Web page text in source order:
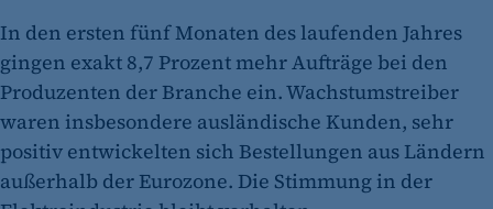
fe_typo_user
Anbieter:
CMS TYPO3
Zweck:
Session-Cookie für die Verwaltung von
Benutzer-Sessions (z. B. bei Login, Umfrage
In den ersten fünf Monaten des laufenden Jahres
gingen exakt 8,7 Prozent mehr Aufträge bei den
Produzenten der Branche ein. Wachstumstreiber
waren insbesondere ausländische Kunden, sehr
positiv entwickelten sich Bestellungen aus Ländern
außerhalb der Eurozone. Die Stimmung in der